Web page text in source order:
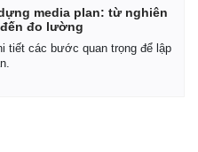
media plan: từ nghiên
đo lường
tiết các bước quan trọng để lập